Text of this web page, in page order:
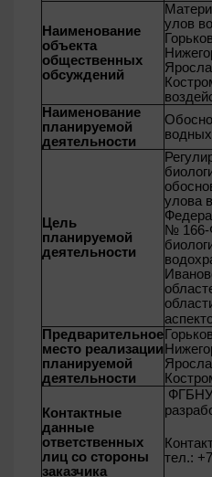
Наименование
объекта
общественных
обсуждений
улов
Наименование
планируемой
деятельности
Цель
планируемой
деятельности
улова
№ 166-
Предварительное
место реализации
планируемой
деятельности
Контактные
данные
ответственных
лиц со стороны
заказчика
тел.: